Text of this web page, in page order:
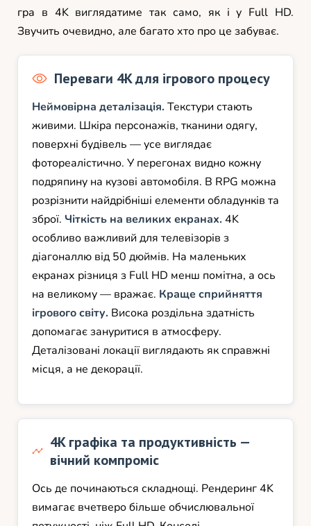
гра в 4K виглядатиме так само, як і у Full HD.
Звучить очевидно, але багато хто про це забуває.
Переваги 4K для ігрового процесу
Неймовірна деталізація. Текстури стають
живими. Шкіра персонажів, тканини одягу,
поверхні будівель — усе виглядає
фотореалістично. У перегонах видно кожну
подряпину на кузові автомобіля. В RPG можна
розрізнити найдрібніші елементи обладунків та
зброї. Чіткість на великих екранах. 4K
особливо важливий для телевізорів з
діагоналлю від 50 дюймів. На маленьких
екранах різниця з Full HD менш помітна, а ось
на великому — вражає. Краще сприйняття
ігрового світу. Висока роздільна здатність
допомагає зануритися в атмосферу.
Деталізовані локації виглядають як справжні
місця, а не декорації.
4K графіка та продуктивність —
вічний компроміс
Ось де починаються складнощі. Рендеринг 4K
вимагає вчетверо більше обчислювальної